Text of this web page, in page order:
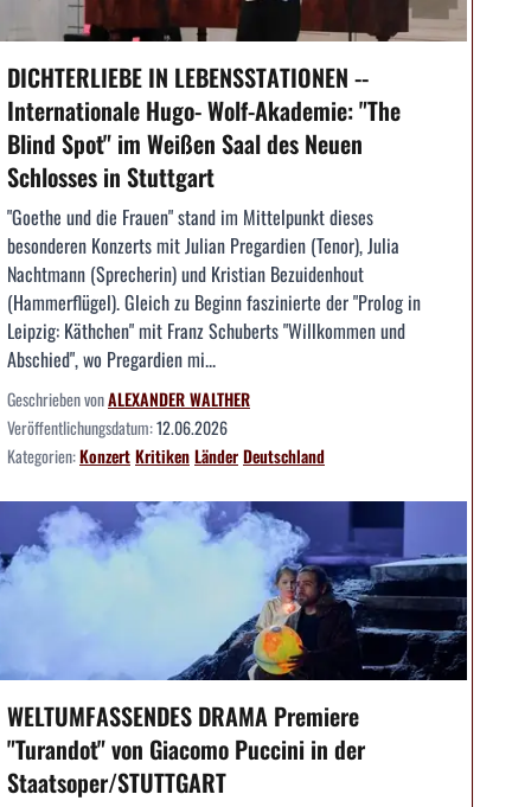
DICHTERLIEBE IN LEBENSSTATIONEN --
Internationale Hugo- Wolf-Akademie: "The
Blind Spot" im Weißen Saal des Neuen
Schlosses in Stuttgart
"Goethe und die Frauen" stand im Mittelpunkt dieses
besonderen Konzerts mit Julian Pregardien (Tenor), Julia
Nachtmann (Sprecherin) und Kristian Bezuidenhout
(Hammerflügel). Gleich zu Beginn faszinierte der "Prolog in
Leipzig: Käthchen" mit Franz Schuberts "Willkommen und
Abschied", wo Pregardien mi...
Geschrieben vonALEXANDER WALTHER
Veröffentlichungsdatum:12.06.2026
Kategorien:KonzertKritikenLänderDeutschland
WELTUMFASSENDES DRAMA Premiere
"Turandot" von Giacomo Puccini in der
Staatsoper/STUTTGART